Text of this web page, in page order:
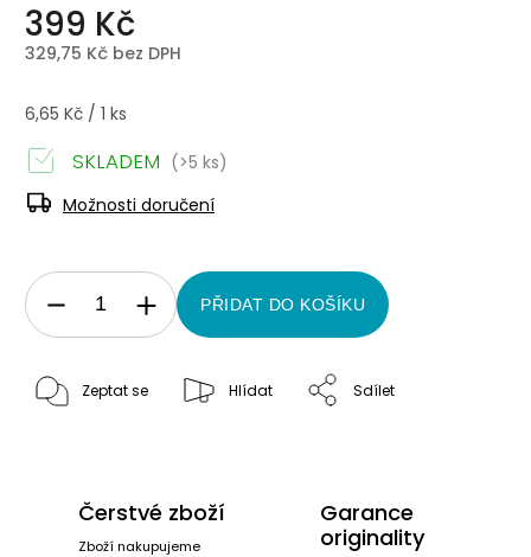
399 Kč
329,75 Kč bez DPH
6,65 Kč / 1 ks
SKLADEM (>5 ks)
Možnosti doručení
PŘIDAT DO KOŠÍKU
Zeptat se Hlídat Sdílet
Čerstvé zboží
Zboží nakupujeme
Garance
originality